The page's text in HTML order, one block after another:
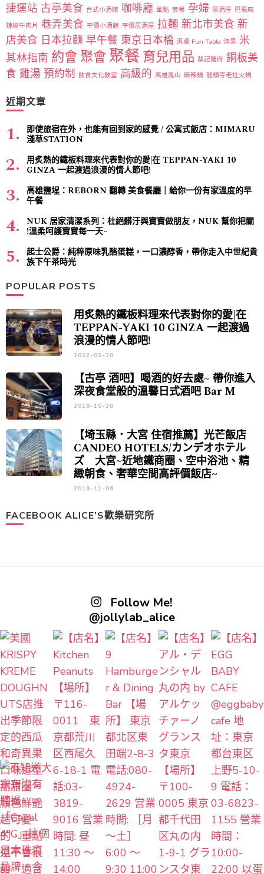
捷運站 古亭美食 台式小酒館 咖啡廳 單點 套餐 孕婦 居酒屋 巴蜀麻
辣椒牛肉片 巷弄美食 平價小酒館 平價居酒屋 拉麵 新北市美食 新
店美食 日本拉麵 早午餐 東京日本橋 汎桌 Fun Table 渣男 米
其林指南 約會聚會聚餐 育兒用品 蔡記隆府 銅板美
食 雞湯 預約制 飲食文化教室 高級的 高雄鳳山 麻辣鍋 龍頭寺老灶火鍋
近期文章
即使旅宿在外，也能有回到家的感覺 / 公寓式飯店：MIMARU
淺草STATION
用炙熱的鐵板料理來代表對你的愛|在 TEPPAN-YAKI 10
GINZA 一起渡過浪漫的情人節吧!
高雄鹽埕：REBORN 翻轉 美食餐廳｜給你一份有家溫度的早
午餐
NUK 居家清潔系列：杜絕髒汙與寶寶做朋友，NUK 幫你把關
!溫柔呵護寶寶每一天~
起士公爵：純粹原味乳酪蛋糕，一口濃醇香，帶你走入中世紀貴
族下午茶時光
POPULAR POSTS
用炙熱的鐵板料理來代表對你的愛|在
TEPPAN-YAKI 10 GINZA 一起渡過
浪漫的情人節吧!
2022-03-30
【古亭 酒吧】喝酒的好去處~ 帶你進入
深夜食堂般的溫馨日式酒吧 Bar M
2018-10-30
【埼玉縣．大宮 住宿推薦】光芒飯店
CANDEO HOTELS/カンデオホテル
ズ 大宮~近地鐵商圈、空中浴池、精
緻朝食、奢華空間高評價飯店~
2019-11-06
FACEBOOK ALICE’S歡樂研究所
Follow Me!
@jollylab_alice